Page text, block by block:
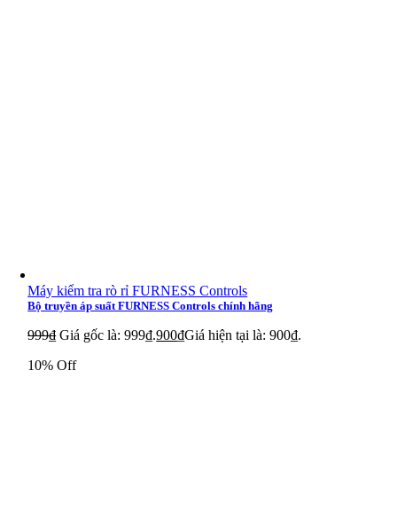
Máy kiểm tra rò rỉ FURNESS Controls
Bộ truyền áp suất FURNESS Controls chính hãng
999₫ Giá gốc là: 999₫.900₫Giá hiện tại là: 900₫.
10% Off